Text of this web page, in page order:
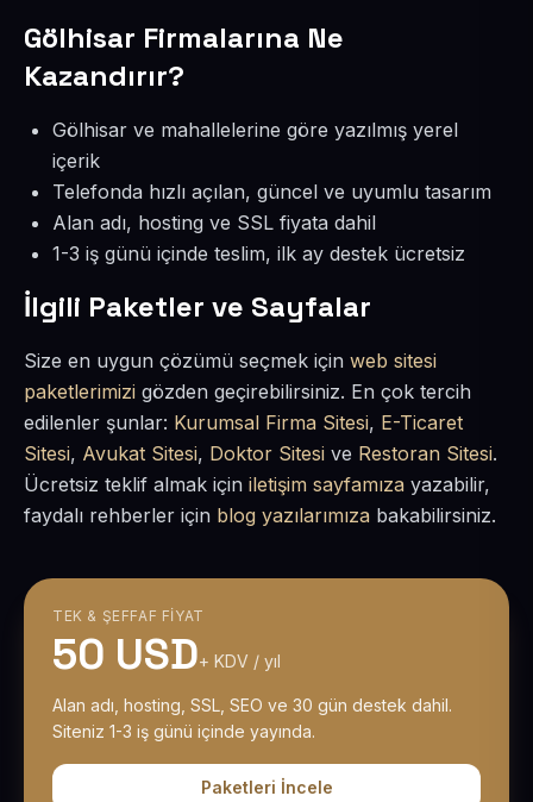
Gölhisar Firmalarına Ne
Kazandırır?
Gölhisar ve mahallelerine göre yazılmış yerel
içerik
Telefonda hızlı açılan, güncel ve uyumlu tasarım
Alan adı, hosting ve SSL fiyata dahil
1-3 iş günü içinde teslim, ilk ay destek ücretsiz
İlgili Paketler ve Sayfalar
Size en uygun çözümü seçmek için web sitesi
paketlerimizi gözden geçirebilirsiniz. En çok tercih
edilenler şunlar: Kurumsal Firma Sitesi, E-Ticaret
Sitesi, Avukat Sitesi, Doktor Sitesi ve Restoran Sitesi.
Ücretsiz teklif almak için iletişim sayfamıza yazabilir,
faydalı rehberler için blog yazılarımıza bakabilirsiniz.
TEK & ŞEFFAF FIYAT
50 USD+ KDV / yıl
Alan adı, hosting, SSL, SEO ve 30 gün destek dahil.
Siteniz 1-3 iş günü içinde yayında.
Paketleri İncele